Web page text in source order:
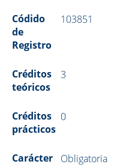
Códido
de
Registro
103851
Créditos
teóricos
3
Créditos
prácticos
0
Carácter Obligatoria